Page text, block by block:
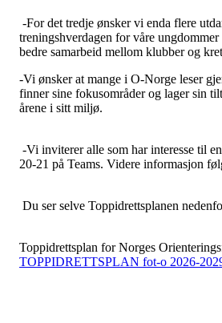
-For det tredje ønsker vi enda flere
treningshverdagen for våre
bedre samarbeid mellom klubber og
-Vi ønsker at mange i O-Norge leser
finner sine fokusområder og lager sin
årene i sitt miljø.
-Vi inviterer alle som har interesse til
20-21 på Teams. Videre informasjon
Du ser selve Toppidrettsplanen
Toppidrettsplan for Norges
TOPPIDRETTSPLAN fot-o 2026-